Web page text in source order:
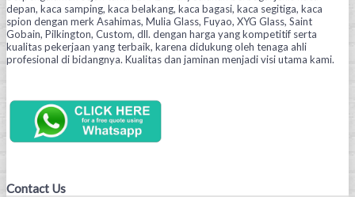
depan, kaca samping, kaca belakang, kaca bagasi, kaca segitiga, kaca
spion dengan merk Asahimas, Mulia Glass, Fuyao, XYG Glass, Saint
Gobain, Pilkington, Custom, dll. dengan harga yang kompetitif serta
kualitas pekerjaan yang terbaik, karena didukung oleh tenaga ahli
profesional di bidangnya. Kualitas dan jaminan menjadi visi utama kami.
Contact Us